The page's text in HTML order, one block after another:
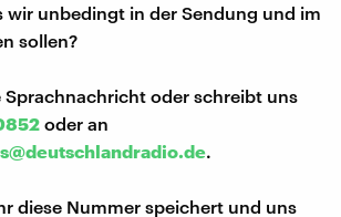
wir unbedingt in der Sendung und im
sollen?
Sprachnachricht oder schreibt uns
oder an
.
diese Nummer speichert und uns